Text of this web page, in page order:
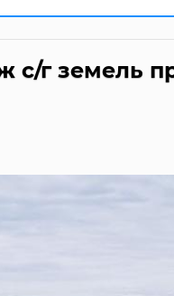
с/г земель